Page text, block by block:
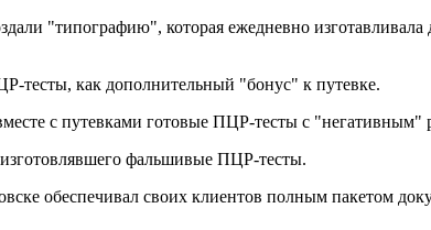
"типографию", которая ежедневно
тесты, как дополнительный "бонус" к путевке.
с путевками готовые ПЦР-тесты с "негативным"
фальшивые ПЦР-тесты.
обеспечивал своих клиентов полным пакетом